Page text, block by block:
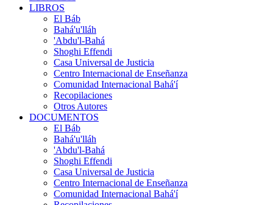
LIBROS
El Báb
Bahá'u'lláh
'Abdu'l-Bahá
Shoghi Effendi
Casa Universal de Justicia
Centro Internacional de Enseñanza
Comunidad Internacional Bahá'í
Recopilaciones
Otros Autores
DOCUMENTOS
El Báb
Bahá'u'lláh
'Abdu'l-Bahá
Shoghi Effendi
Casa Universal de Justicia
Centro Internacional de Enseñanza
Comunidad Internacional Bahá'í